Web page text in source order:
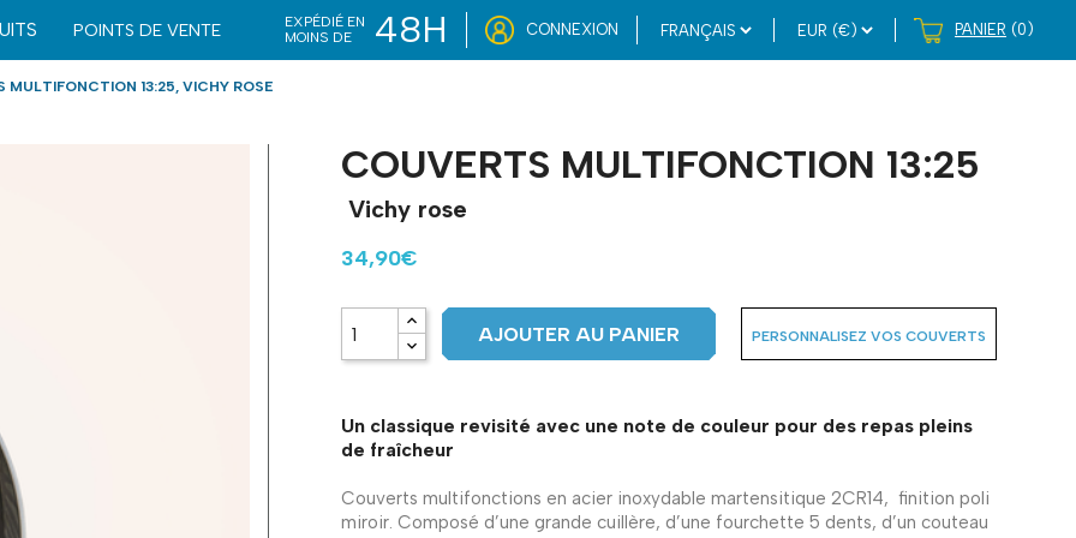
POINTS DE VENTE
EXPÉDIÉ EN
MOINS DE
48H CONNEXION PANIER (0)
MULTIFONCTION 13:25, VICHY ROSE
COUVERTS MULTIFONCTION 13:25
Vichy rose
34,90€
AJOUTER AU PANIER PERSONNALISEZ VOS COUVERTS
Un classique revisité avec une note de couleur pour des repas pleins
de fraîcheur
Couverts multifonctions en acier inoxydable martensitique 2CR14, finition poli
miroir. Composé d’une grande cuillère, d’une fourchette 5 dents, d’un couteau